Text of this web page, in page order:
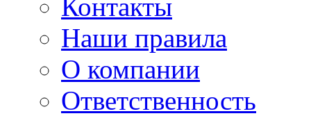
Контакты
Наши правила
О компании
Ответственность